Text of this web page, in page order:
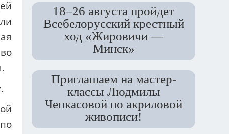
18–26 августа пройдет
Всебелорусский крестный
ход «Жировичи —
Минск»
Приглашаем на мастер-
классы Людмилы
Чепкасовой по акриловой
живописи!